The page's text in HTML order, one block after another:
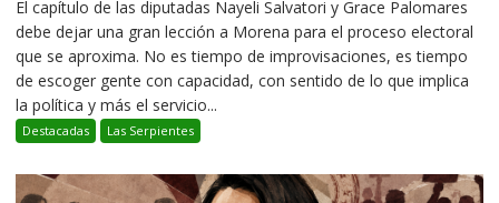
El capítulo de las diputadas Nayeli Salvatori y Grace Palomares
debe dejar una gran lección a Morena para el proceso electoral
que se aproxima. No es tiempo de improvisaciones, es tiempo
de escoger gente con capacidad, con sentido de lo que implica
la política y más el servicio...
Destacadas Las Serpientes